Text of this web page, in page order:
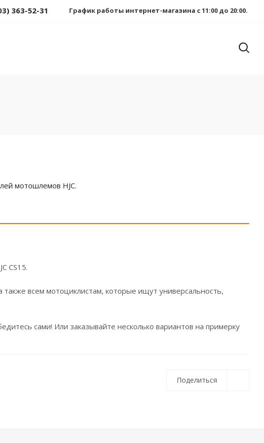
График работы интернет-магазина с 11:00 до 20:00.
363-52-31
мотошлемов HJC.
CS15.
всем мотоциклистам, которые ищут универсальность,
сами! Или заказывайте несколько вариантов на примерку
Поделиться